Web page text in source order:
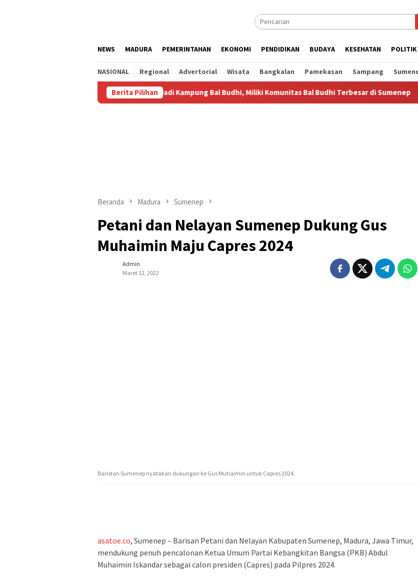
NEWS MADURA PEMERINTAHAN EKONOMI PENDIDIKAN BUDAYA KESEHATAN POLITIK
NASIONAL Regional Advertorial Wisata Bangkalan Pamekasan Sampang
Berita Pilihan
Kalianget Resmi Jadi Kampung Bal Budhi, Miliki Komunitas Bal Budhi Terbesar di Sumenep Bal
Beranda Madura Sumenep
Petani dan Nelayan Sumenep Dukung Gus
Muhaimin Maju Capres 2024
Admin
Maret 12, 2022
Baristan Sumenep nyatakan dukungan ke Gus Muhaimin untuk Capres 2024.
asatoe.co, Sumenep – Barisan Petani dan Nelayan Kabupaten Sumenep, Madura, Jawa Timur,
mendukung penuh pencalonan Ketua Umum Partai Kebangkitan Bangsa (PKB) Abdul
Muhaimin Iskandar sebagai calon presiden (Capres) pada Pilpres 2024.